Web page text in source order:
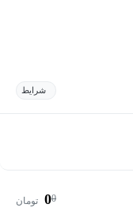
شرایط
0
0 تومان